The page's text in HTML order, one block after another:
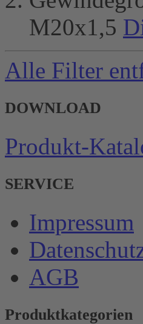
M20x1,5
Alle Filter
DOWNLOAD
Produkt-
SERVICE
Impressum
AGB
Produktkategorien